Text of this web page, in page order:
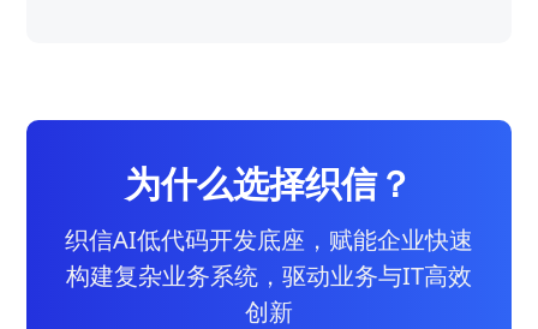
为什么选择织信？
织信AI低代码开发底座，赋能企业快速
构建复杂业务系统，驱动业务与IT高效
创新